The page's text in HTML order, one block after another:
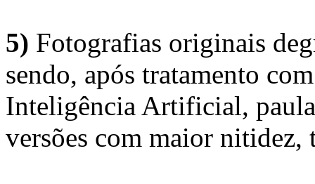
5) Fotografias originais
sendo, após tratamento
Inteligência Artificial,
versões com maior nitidez,